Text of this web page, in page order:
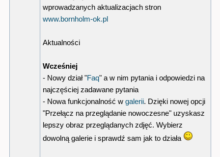
wprowadzanych aktualizacjach stron
www.bornholm-ok.pl
Aktualności
Wcześniej
- Nowy dział "Faq" a w nim pytania i odpowiedzi na
najczęściej zadawane pytania
- Nowa funkcjonalność w galerii. Dzięki nowej opcji
"Przełącz na przeglądanie nowoczesne" uzyskasz
lepszy obraz przeglądanych zdjęć. Wybierz
dowolną galerie i sprawdź sam jak to działa